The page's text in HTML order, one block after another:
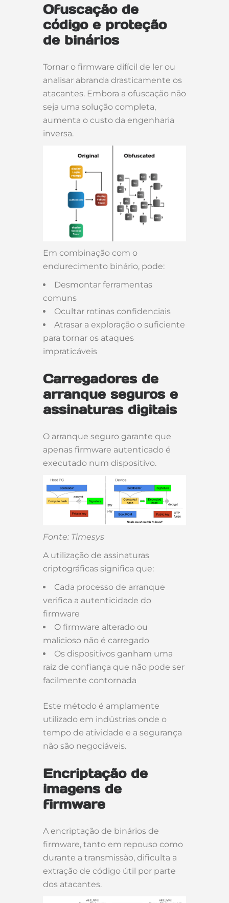
Ofuscação de
código e proteção
de binários
Tornar o firmware difícil de ler ou
analisar abranda drasticamente os
atacantes. Embora a ofuscação não
seja uma solução completa,
aumenta o custo da engenharia
inversa.
Em combinação com o
endurecimento binário, pode:
Desmontar ferramentas
comuns
Ocultar rotinas confidenciais
Atrasar a exploração o suficiente
para tornar os ataques
impraticáveis
Carregadores de
arranque seguros e
assinaturas digitais
O arranque seguro garante que
apenas firmware autenticado é
executado num dispositivo.
Fonte: Timesys
A utilização de assinaturas
criptográficas significa que:
Cada processo de arranque
verifica a autenticidade do
firmware
O firmware alterado ou
malicioso não é carregado
Os dispositivos ganham uma
raiz de confiança que não pode ser
facilmente contornada
Este método é amplamente
utilizado em indústrias onde o
tempo de atividade e a segurança
não são negociáveis.
Encriptação de
imagens de
firmware
A encriptação de binários de
firmware, tanto em repouso como
durante a transmissão, dificulta a
extração de código útil por parte
dos atacantes.